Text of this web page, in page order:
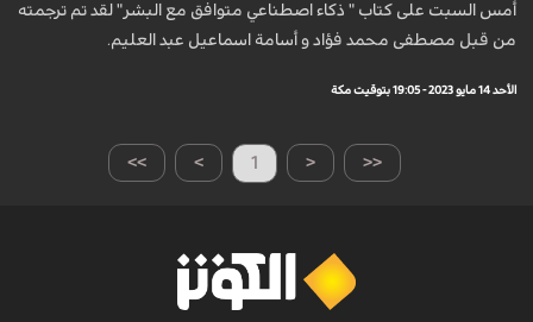
أمس السبت على كتاب " ذكاء اصطناعي متوافق مع البشر" لقد تم ترجمته
من قبل مصطفى محمد فؤاد و أسامة اسماعيل عبد العليم.
الأحد 14 مايو 2023 - 19:05 بتوقيت مكة
>> > 1 < <<